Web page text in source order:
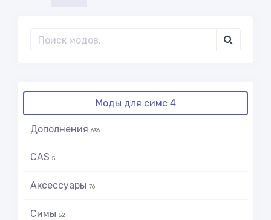
Моды для симс 4
Дополнения 636
CAS 5
Аксессуары 76
Симы 52